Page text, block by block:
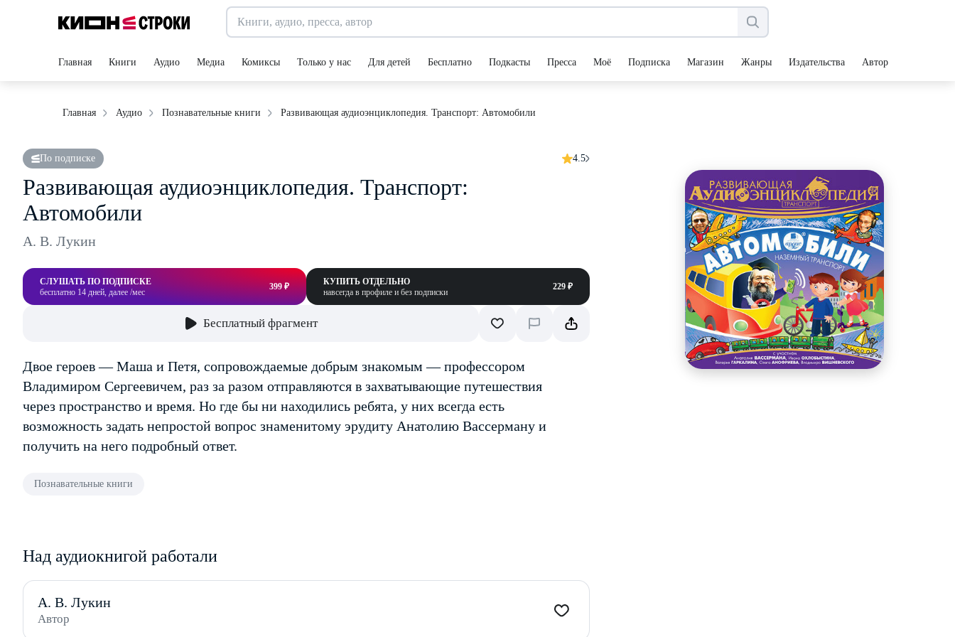
Главная Книги Аудио Медиа Комиксы Только у нас Для детей Бесплатно Подкасты Пресса Моё Подписка Магазин Жанры Издательства Авторы
Главная Аудио Познавательные книги Развивающая аудиоэнциклопедия. Транспорт: Автомобили
По подписке 4.5
Развивающая аудиоэнциклопедия. Транспорт:
Автомобили
А. В. Лукин
СЛУШАТЬ ПО ПОДПИСКЕ
бесплатно 14 дней, далее /мес
399 ₽
КУПИТЬ ОТДЕЛЬНО
навсегда в профиле и без подписки
229 ₽
Бесплатный фрагмент
Двое героев — Маша и Петя, сопровождаемые добрым знакомым — профессором
Владимиром Сергеевичем, раз за разом отправляются в захватывающие путешествия
через пространство и время. Но где бы ни находились ребята, у них всегда есть
возможность задать непростой вопрос знаменитому эрудиту Анатолию Вассерману и
получить на него подробный ответ.
Познавательные книги
Над аудиокнигой работали
А. В. Лукин
Автор